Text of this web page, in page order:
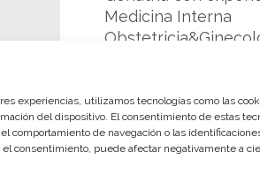
experiencias, utilizamos tecnologías como las
del dispositivo. El consentimiento de estas
comportamiento de navegación o las
el consentimiento, puede afectar negativamente a
Medicina Interna
Más información: